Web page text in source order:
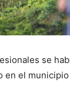
se
en el